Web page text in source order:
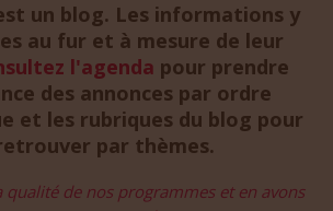
un blog. Les informations y
au fur et à mesure de leur
l'agenda pour prendre
des annonces par ordre
et les rubriques du blog pour
par thèmes.
qualité de nos programmes et en avons